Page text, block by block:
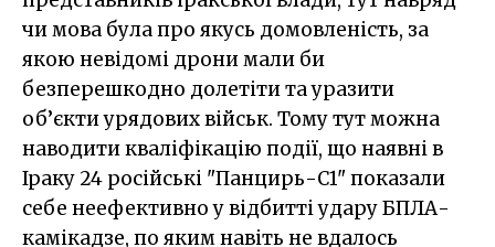
чи мова була про якусь домовленість, за
якою невідомі дрони мали би
безперешкодно долетіти та уразити
об’єкти урядових військ. Тому тут можна
наводити кваліфікацію події, що наявні в
Іраку 24 російські "Панцирь-С1" показали
себе неефективно у відбитті удару БПЛА-
камікадзе, по яким навіть не вдалось